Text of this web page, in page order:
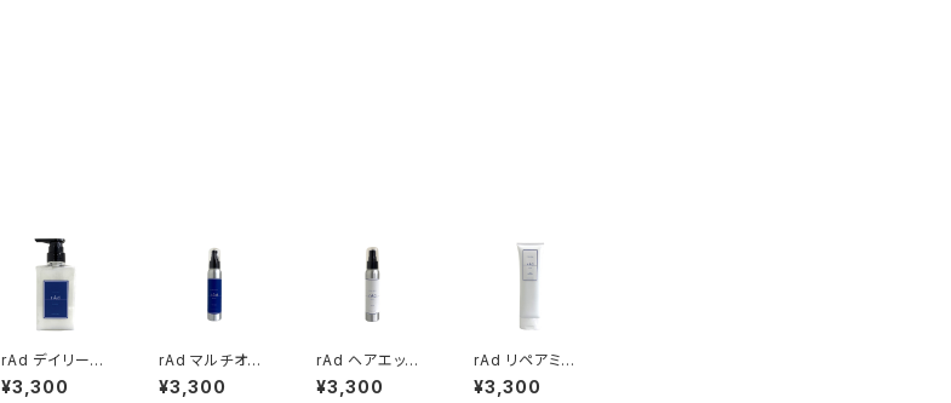
rAd デイリートリ
ートメント
¥3,300
rAd マルチオイ
ル
¥3,300
rAd ヘアエッセ
ンスオイル
¥3,300
rAd リペアミル
ク
¥3,300